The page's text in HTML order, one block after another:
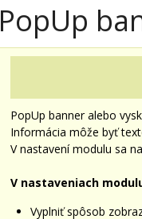
PopUp
PopUp banner alebo
Informácia môže byť
V nastavení modulu sa
V nastaveniach
Vyplniť spôsob